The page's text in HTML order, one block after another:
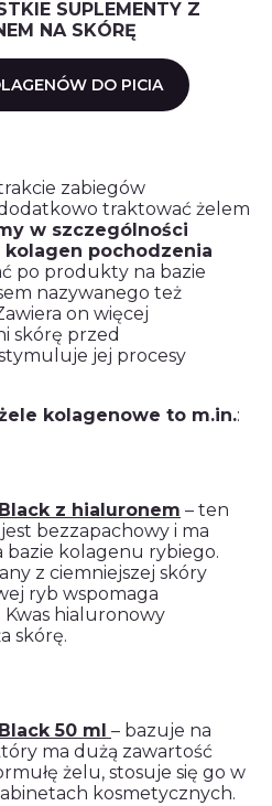
SUPLEMENTY Z
NA SKÓRĘ
DO PICIA
zabiegów
traktować żelem
w szczególności
pochodzenia
po produkty na bazie
nazywanego też
on więcej
skórę przed
jej procesy
kolagenowe to m.in.:
z hialuronem – ten
bezzapachowy i ma
bazie kolagenu rybiego.
z ciemniejszej skóry
ryb wspomaga
Kwas hialuronowy
skórę.
50 ml – bazuje na
ma dużą zawartość
żelu, stosuje się go w
kosmetycznych.